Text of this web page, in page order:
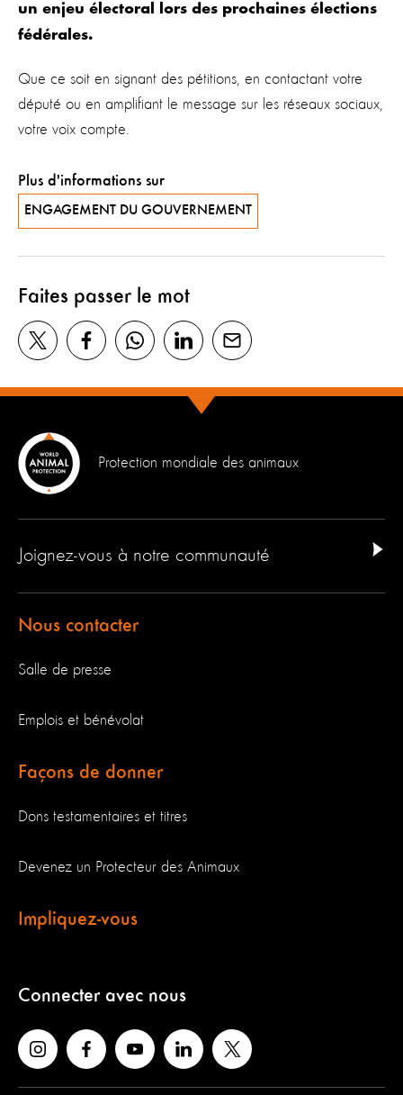
un enjeu électoral lors des prochaines élections
fédérales.
Que ce soit en signant des pétitions, en contactant votre
député ou en amplifiant le message sur les réseaux sociaux,
votre voix compte.
Plus d'informations sur
ENGAGEMENT DU GOUVERNEMENT
Faites passer le mot
Protection mondiale des animaux
Joignez-vous à notre communauté
Nous contacter
Salle de presse
Emplois et bénévolat
Façons de donner
Dons testamentaires et titres
Devenez un Protecteur des Animaux
Impliquez-vous
Connecter avec nous